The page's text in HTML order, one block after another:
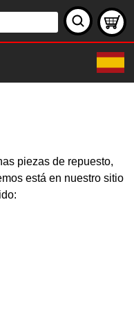
piezas de repuesto,
está en nuestro sitio